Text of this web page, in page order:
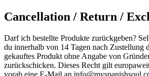
Cancellation / Return /
Darf ich bestellte Produkte zurückgeben?
du innerhalb von 14 Tagen nach Zustellung
gekauftes Produkt ohne Angabe von
zurückschicken. Dieses Recht gilt
vorab eine E-Mail an